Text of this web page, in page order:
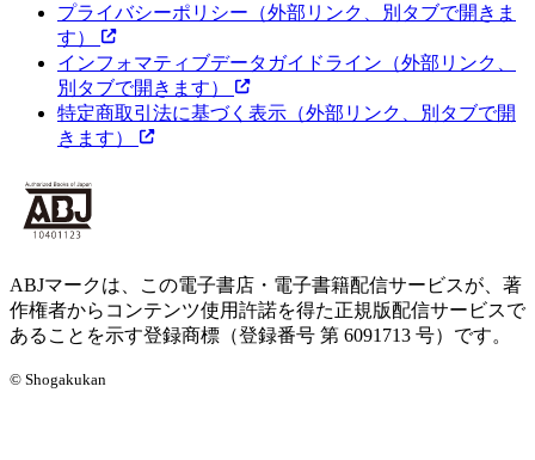
プライバシーポリシー （外部リンク、別タブで開きま
す）
インフォマティブデータガイドライン （外部リンク、
別タブで開きます）
特定商取引法に基づく表示 （外部リンク、別タブで開
きます）
ABJマークは、この電子書店・電子書籍配信サービスが、著
作権者からコンテンツ使用許諾を得た正規版配信サービスで
あることを示す登録商標（登録番号 第 6091713 号）です。
© Shogakukan